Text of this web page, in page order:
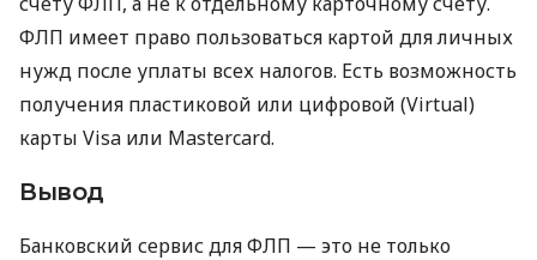
ФЛП имеет право пользоваться картой для личных
нужд после уплаты всех налогов. Есть возможность
получения пластиковой или цифровой (Virtual)
карты Visa или Mastercard.
Вывод
Банковский сервис для ФЛП — это не только